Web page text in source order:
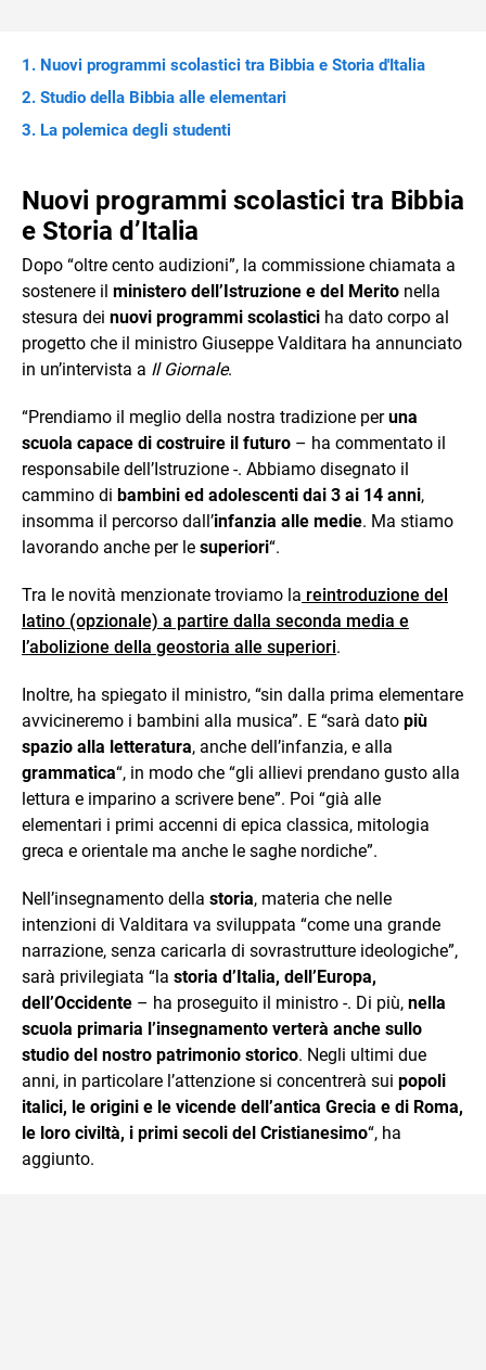
Nuovi programmi scolastici tra Bibbia e Storia d'Italia
Studio della Bibbia alle elementari
La polemica degli studenti
Nuovi programmi scolastici tra Bibbia
e Storia d’Italia
Dopo “oltre cento audizioni”, la commissione chiamata a
sostenere il ministero dell’Istruzione e del Merito nella
stesura dei nuovi programmi scolastici ha dato corpo al
progetto che il ministro Giuseppe Valditara ha annunciato
in un’intervista a Il Giornale.
“Prendiamo il meglio della nostra tradizione peruna
scuola capace di costruire il futuro – ha commentato il
responsabile dell’Istruzione -. Abbiamo disegnato il
cammino di bambini ed adolescenti dai 3 ai 14 anni,
insomma il percorso dall’infanzia alle medie. Ma stiamo
lavorando anche per le superiori“.
Tra le novità menzionate troviamo la reintroduzione del
latino (opzionale) a partire dalla seconda media e
l’abolizione della geostoria alle superiori.
Inoltre, ha spiegato il ministro, “sin dalla prima elementare
avvicineremo i bambini alla musica”. E “sarà dato più
spazio alla letteratura, anche dell’infanzia, e alla
grammatica“, in modo che “gli allievi prendano gusto alla
lettura e imparino a scrivere bene”. Poi “già alle
elementari i primi accenni di epica classica, mitologia
greca e orientale ma anche le saghe nordiche”.
Nell’insegnamento della storia, materia che nelle
intenzioni di Valditara va sviluppata “come una grande
narrazione, senza caricarla di sovrastrutture ideologiche”,
sarà privilegiata “la storia d’Italia, dell’Europa,
dell’Occidente – ha proseguito il ministro -. Di più, nella
scuola primaria l’insegnamento verterà anche sullo
studio del nostro patrimonio storico. Negli ultimi due
anni, in particolare l’attenzione si concentrerà sui popoli
italici, le origini e le vicende dell’antica Grecia e di Roma,
le loro civiltà, i primi secoli del Cristianesimo“, ha
aggiunto.